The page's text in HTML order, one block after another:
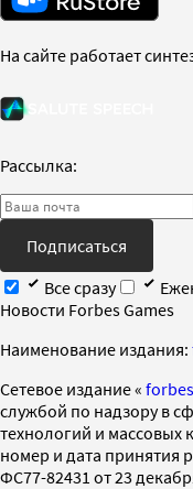
На сайте работает
Рассылка:
Подписаться
Все сразу
Новости Forbes Games
Наименование издания:
Cетевое издание «
службой по надзору в
технологий и
номер и дата принятия
ФС77-82431 от 23